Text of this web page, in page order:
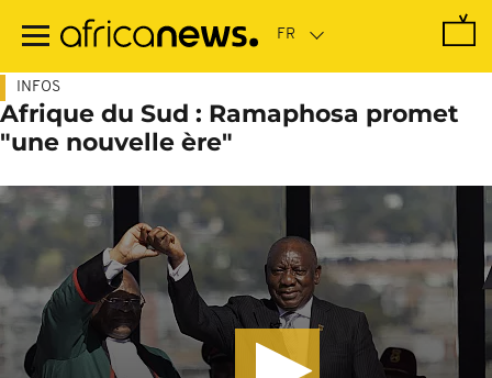
contenu
INFOS
Afrique du Sud : Ramaphosa promet
"une nouvelle ère"